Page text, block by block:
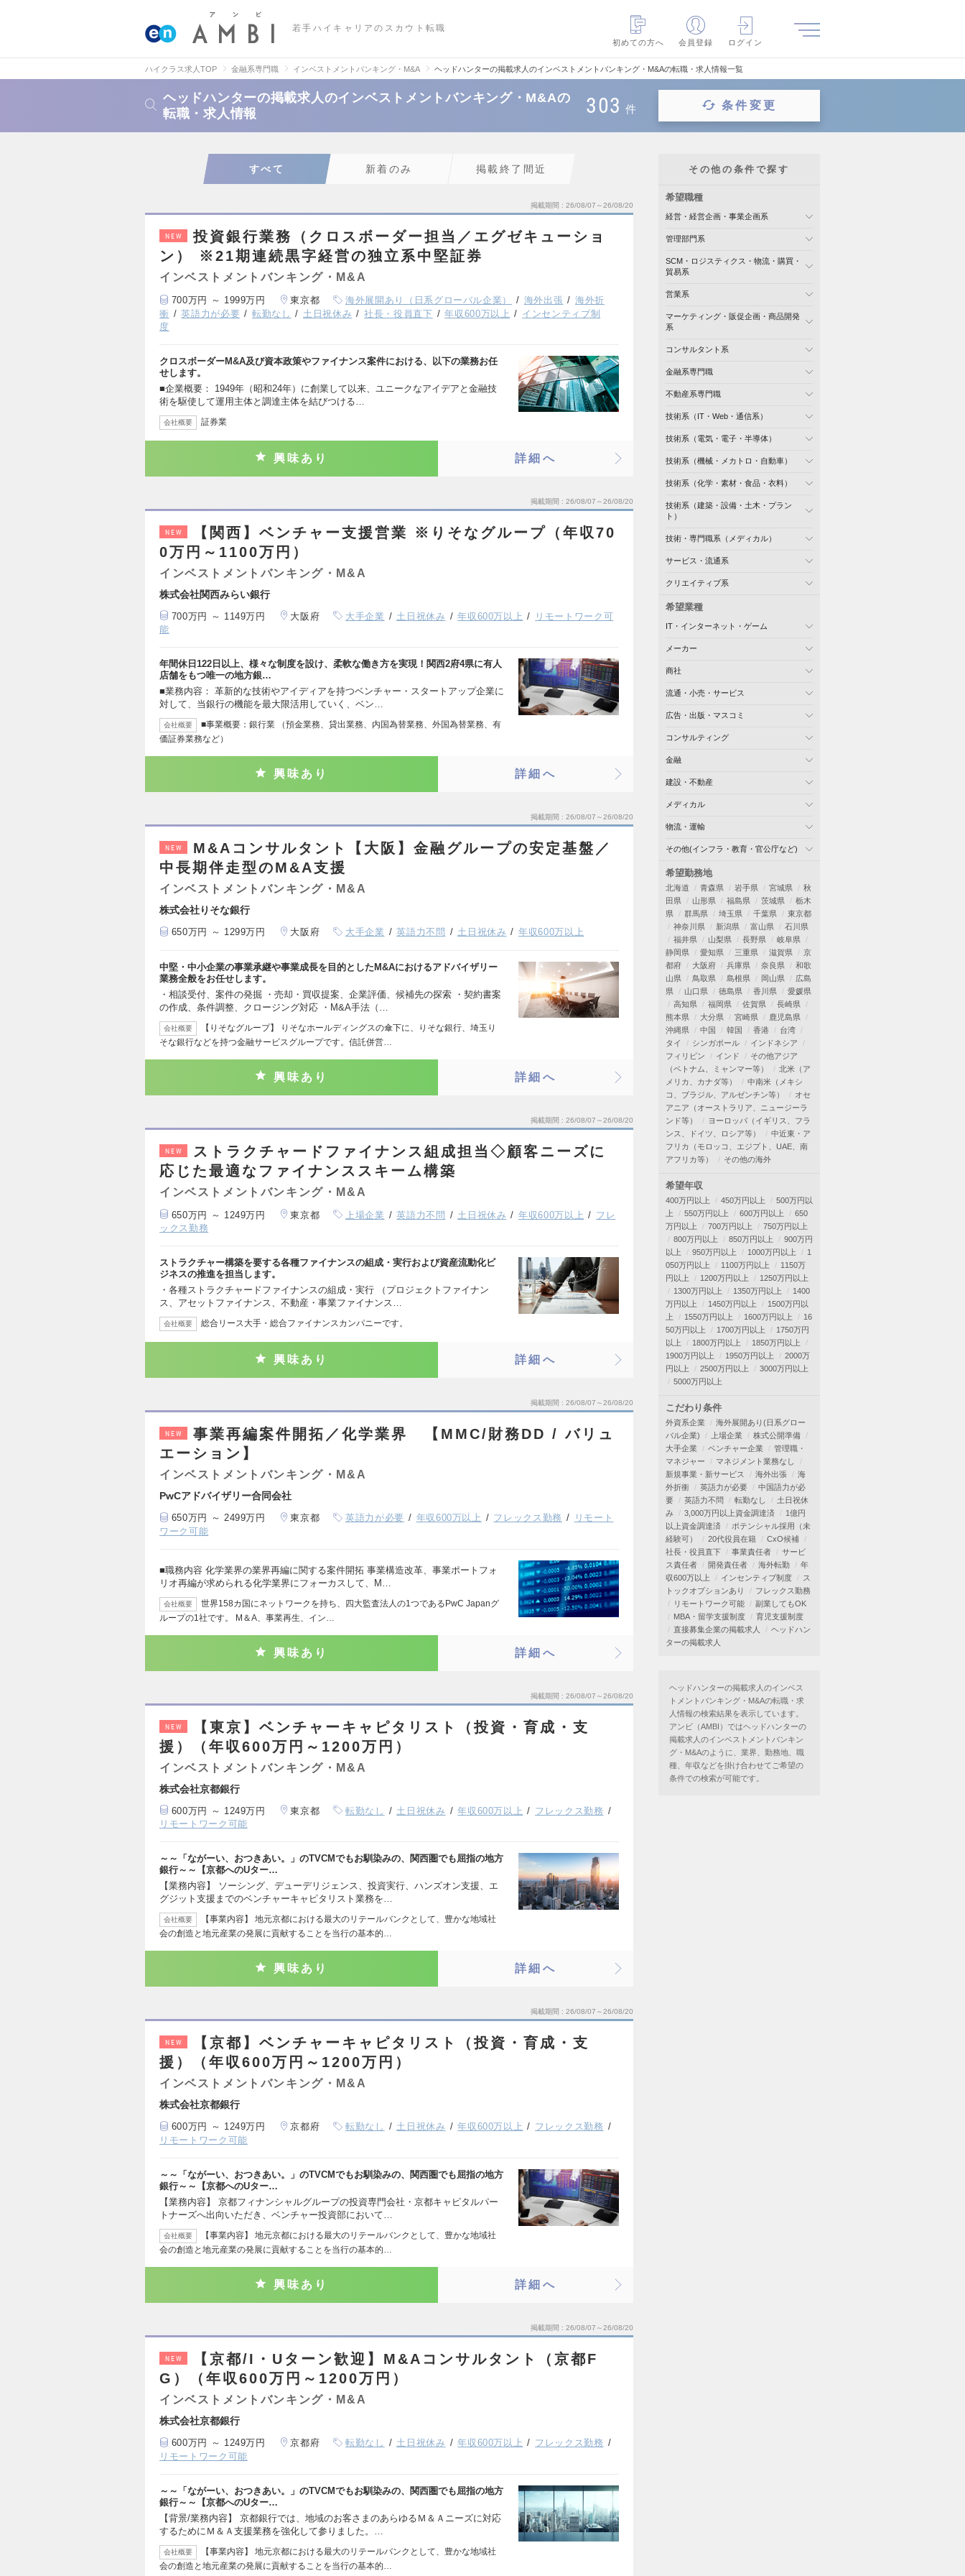
若手ハイキャリアのスカウト転職
初めての方へ
会員登録 ログイン
ハイクラス求人TOP 金融系専門職 インベストメントバンキング・M&A ヘッドハンターの掲載求人のインベストメントバンキング・M&Aの転職・求人情報一覧
ヘッドハンターの掲載求人のインベストメントバンキング・M&Aの
転職・求人情報
303 件 条件変更
すべて 新着のみ 掲載終了間近
掲載期間 26/08/07～26/08/20
NEW
投資銀行業務（クロスボーダー担当／エグゼキューショ
ン） ※21期連続黒字経営の独立系中堅証券
インベストメントバンキング・M&A
700万円 ～ 1999万円 東京都 海外展開あり（日系グローバル企業） 海外出張
海外折
衝
英語力が必要 転勤なし 土日祝休み 社長・役員直下 年収600万以上
インセンティブ制
度
クロスボーダーM&A及び資本政策やファイナンス案件における、以下の業務お任
せします。
■企業概要： 1949年（昭和24年）に創業して以来、ユニークなアイデアと金融技
術を駆使して運用主体と調達主体を結びつける…
会社概要 証券業
興味あり 詳細へ
掲載期間 26/08/07～26/08/20
NEW
【関西】ベンチャー支援営業 ※りそなグループ（年収70
0万円～1100万円）
インベストメントバンキング・M&A
株式会社関西みらい銀行
700万円 ～ 1149万円 大阪府 大手企業 土日祝休み 年収600万以上
リモートワーク可
能
年間休日122日以上、様々な制度を設け、柔軟な働き方を実現！関西2府4県に有人
店舗をもつ唯一の地方銀…
■業務内容： 革新的な技術やアイディアを持つベンチャー・スタートアップ企業に
対して、当銀行の機能を最大限活用していく、ベン…
会社概要
■事業概要：銀行業 （預金業務、貸出業務、内国為替業務、外国為替業務、有
価証券業務など）
興味あり 詳細へ
掲載期間 26/08/07～26/08/20
NEW
M&Aコンサルタント【大阪】金融グループの安定基盤／
中長期伴走型のM&A支援
インベストメントバンキング・M&A
株式会社りそな銀行
650万円 ～ 1299万円 大阪府 大手企業 英語力不問 土日祝休み 年収600万以上
中堅・中小企業の事業承継や事業成長を目的としたM&Aにおけるアドバイザリー
業務全般をお任せします。
・相談受付、案件の発掘 ・売却・買収提案、企業評価、候補先の探索 ・契約書案
の作成、条件調整、クロージング対応 ・M&A手法（…
会社概要
【りそなグループ】 りそなホールディングスの傘下に、りそな銀行、埼玉り
そな銀行などを持つ金融サービスグループです。信託併営…
興味あり 詳細へ
掲載期間 26/08/07～26/08/20
NEW
ストラクチャードファイナンス組成担当◇顧客ニーズに
応じた最適なファイナンススキーム構築
インベストメントバンキング・M&A
650万円 ～ 1249万円 東京都 上場企業 英語力不問 土日祝休み 年収600万以上
フレ
ックス勤務
ストラクチャー構築を要する各種ファイナンスの組成・実行および資産流動化ビ
ジネスの推進を担当します。
・各種ストラクチャードファイナンスの組成・実行 （プロジェクトファイナン
ス、アセットファイナンス、不動産・事業ファイナンス…
会社概要 総合リース大手・総合ファイナンスカンパニーです。
興味あり 詳細へ
掲載期間 26/08/07～26/08/20
NEW
事業再編案件開拓／化学業界 【MMC/財務DD / バリュ
エーション】
インベストメントバンキング・M&A
PwCアドバイザリー合同会社
650万円 ～ 2499万円 東京都 英語力が必要 年収600万以上 フレックス勤務
リモート
ワーク可能
■職務内容 化学業界の業界再編に関する案件開拓 事業構造改革、事業ポートフォ
リオ再編が求められる化学業界にフォーカスして、M…
会社概要
世界158カ国にネットワークを持ち、四大監査法人の1つであるPwC Japanグ
ループの1社です。 M＆A、事業再生、イン…
興味あり 詳細へ
掲載期間 26/08/07～26/08/20
NEW
【東京】ベンチャーキャピタリスト（投資・育成・支
援）（年収600万円～1200万円）
インベストメントバンキング・M&A
株式会社京都銀行
600万円 ～ 1249万円 東京都 転勤なし 土日祝休み 年収600万以上
フレックス勤務
リモートワーク可能
～～「ながーい、おつきあい。」のTVCMでもお馴染みの、関西圏でも屈指の地方
銀行～～【京都へのUター…
【業務内容】 ソーシング、デューデリジェンス、投資実行、ハンズオン支援、エ
グジット支援までのベンチャーキャピタリスト業務を…
会社概要
【事業内容】 地元京都における最大のリテールバンクとして、豊かな地域社
会の創造と地元産業の発展に貢献することを当行の基本的…
興味あり 詳細へ
掲載期間 26/08/07～26/08/20
NEW
【京都】ベンチャーキャピタリスト（投資・育成・支
援）（年収600万円～1200万円）
インベストメントバンキング・M&A
株式会社京都銀行
600万円 ～ 1249万円 京都府 転勤なし 土日祝休み 年収600万以上
フレックス勤務
リモートワーク可能
～～「ながーい、おつきあい。」のTVCMでもお馴染みの、関西圏でも屈指の地方
銀行～～【京都へのUター…
【業務内容】 京都フィナンシャルグループの投資専門会社・京都キャピタルパー
トナーズへ出向いただき、ベンチャー投資部において…
会社概要
【事業内容】 地元京都における最大のリテールバンクとして、豊かな地域社
会の創造と地元産業の発展に貢献することを当行の基本的…
興味あり 詳細へ
掲載期間 26/08/07～26/08/20
NEW
【京都/I・Uターン歓迎】M&Aコンサルタント（京都F
G）（年収600万円～1200万円）
インベストメントバンキング・M&A
株式会社京都銀行
600万円 ～ 1249万円 京都府 転勤なし 土日祝休み 年収600万以上
フレックス勤務
リモートワーク可能
～～「ながーい、おつきあい。」のTVCMでもお馴染みの、関西圏でも屈指の地方
銀行～～【京都へのUター…
【背景/業務内容】 京都銀行では、地域のお客さまのあらゆるＭ＆Ａニーズに対応
するためにＭ＆Ａ支援業務を強化して参りました。…
会社概要
【事業内容】 地元京都における最大のリテールバンクとして、豊かな地域社
会の創造と地元産業の発展に貢献することを当行の基本的…
その他の条件で探す
希望職種
経営・経営企画・事業企画系
管理部門系
SCM・ロジスティクス・物流・購買・
貿易系
営業系
マーケティング・販促企画・商品開発
系
コンサルタント系
金融系専門職
不動産系専門職
技術系（IT・Web・通信系）
技術系（電気・電子・半導体）
技術系（機械・メカトロ・自動車）
技術系（化学・素材・食品・衣料）
技術系（建築・設備・土木・プラン
ト）
技術・専門職系（メディカル）
サービス・流通系
クリエイティブ系
希望業種
IT・インターネット・ゲーム
メーカー
商社
流通・小売・サービス
広告・出版・マスコミ
コンサルティング
金融
建設・不動産
メディカル
物流・運輸
その他(インフラ・教育・官公庁など)
希望勤務地
北海道 青森県 岩手県 宮城県
秋
田県
山形県 福島県 茨城県
栃木
県
群馬県 埼玉県 千葉県
東京都
神奈川県
新潟県 富山県
石川県
福井県
山梨県 長野県
岐阜県
静岡県
愛知県 三重県 滋賀県
京
都府
大阪府 兵庫県 奈良県
和歌
山県
鳥取県 島根県 岡山県
広島
県
山口県 徳島県 香川県
愛媛県
高知県
福岡県 佐賀県
長崎県
熊本県
大分県 宮崎県
鹿児島県
沖縄県
中国 韓国 香港
台湾
タイ
シンガポール
インドネシア
フィリピン
インド
その他アジア
（ベトナム、ミャンマー等）
北米（ア
メリカ、カナダ等）
中南米（メキシ
コ、ブラジル、アルゼンチン等）
オセ
アニア（オーストラリア、ニュージーラ
ンド等）
ヨーロッパ（イギリス、フラ
ンス、ドイツ、ロシア等）
中近東・ア
フリカ（モロッコ、エジプト、UAE、南
アフリカ等）
その他の海外
希望年収
400万円以上 450万円以上
500万円以
上
550万円以上 600万円以上
650
万円以上
700万円以上
750万円以上
800万円以上
850万円以上
900万円
以上
950万円以上 1000万円以上
1
050万円以上
1100万円以上
1150万
円以上
1200万円以上
1250万円以上
1300万円以上
1350万円以上
1400
万円以上
1450万円以上
1500万円以
上
1550万円以上 1600万円以上
16
50万円以上
1700万円以上
1750万円
以上
1800万円以上
1850万円以上
1900万円以上
1950万円以上
2000万
円以上
2500万円以上
3000万円以上
5000万円以上
こだわり条件
外資系企業
海外展開あり(日系グロー
バル企業)
上場企業
株式公開準備
大手企業
ベンチャー企業
管理職・
マネジャー
マネジメント業務なし
新規事業・新サービス
海外出張
海
外折衝
英語力が必要
中国語力が必
要
英語力不問 転勤なし
土日祝休
み
3,000万円以上資金調達済
1億円
以上資金調達済
ポテンシャル採用（未
経験可）
20代役員在籍
CxO候補
社長・役員直下
事業責任者
サービ
ス責任者
開発責任者 海外転勤
年
収600万以上
インセンティブ制度
ス
トックオプションあり
フレックス勤務
リモートワーク可能
副業してもOK
MBA・留学支援制度
育児支援制度
直接募集企業の掲載求人
ヘッドハン
ターの掲載求人
ヘッドハンターの掲載求人のインベス
トメントバンキング・M&Aの転職・求
人情報の検索結果を表示しています。
アンビ（AMBI）ではヘッドハンターの
掲載求人のインベストメントバンキン
グ・M&Aのように、業界、勤務地、職
種、年収などを掛け合わせてご希望の
条件での検索が可能です。